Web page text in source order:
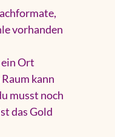
vorhanden
Ort
kann
musst noch
das Gold